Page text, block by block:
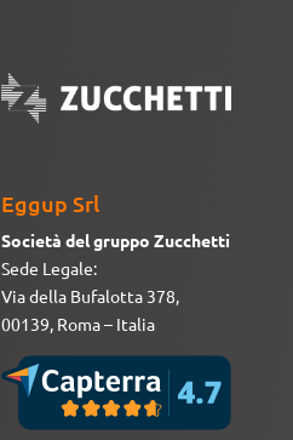
Eggup Srl
Società del gruppo Zucchetti
Sede Legale:
Via della Bufalotta 378,
00139, Roma – Italia